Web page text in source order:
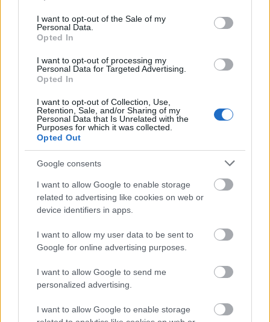
use your data for below specified purposes in below Google
consent section.
I want to opt-out of the Sale of my
Personal Data.
Opted In
I want to opt-out of processing my
Personal Data for Targeted Advertising.
Opted In
I want to opt-out of Collection, Use,
Retention, Sale, and/or Sharing of my
Personal Data that Is Unrelated with the
Purposes for which it was collected.
Opted Out
Google consents
I want to allow Google to enable storage
related to advertising like cookies on web or
device identifiers in apps.
I want to allow my user data to be sent to
Google for online advertising purposes.
I want to allow Google to send me
personalized advertising.
I want to allow Google to enable storage
Μάθε πρώτος όλες τις σημαντικές
ειδήσεις.
Βάλε το proson.gr στα αποτελέσματα
αναζήτησης της Google
Δημοφιλείς Ειδήσεις
Πυροσβεστική Σχολή: Νέος
κανονισμός για δόκιμους – Τι αλλάζει
σε διαμονή, σίτιση και πρακτική
εκπαίδευση
Σχολεία: 42 προσλήψεις καθαριστών
στον Δήμο Ηγουμενίτσας